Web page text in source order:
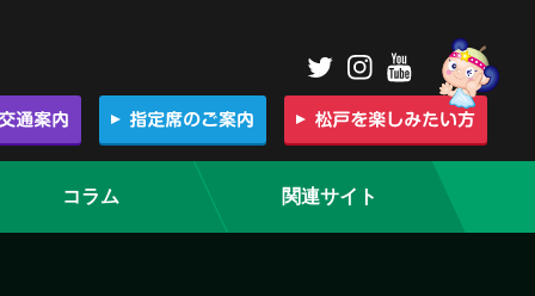
コラム 関連サイト